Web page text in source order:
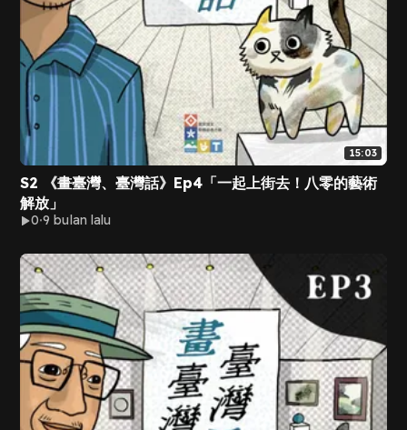
15:03
S2 《畫臺灣、臺灣話》Ep4「一起上街去！八零的藝術
解放」
0 9 bulan lalu